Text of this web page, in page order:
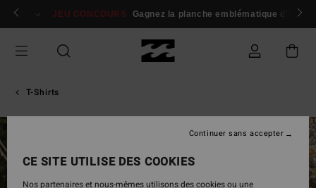
Passer
Se connecter / s'inscrire
JEU CONCOURS Gagnez la planche emblématique d'Andy
T-Shirts
CE SITE UTILISE DES COOKIES
Nos partenaires et nous-mêmes utilisons des cookies ou une
Continuer sans accepter